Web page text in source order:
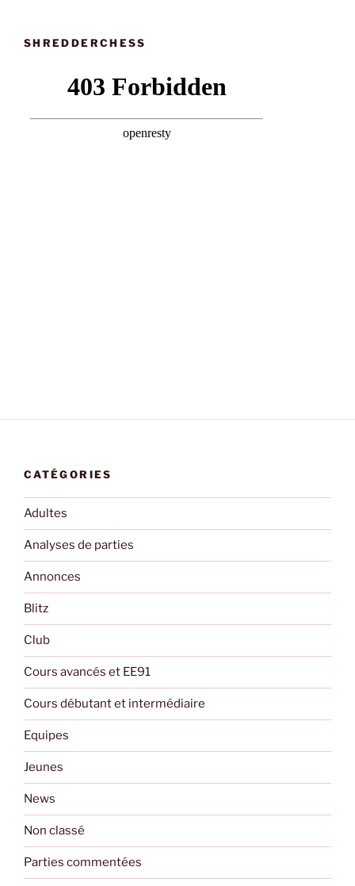
SHREDDERCHESS
CATÉGORIES
Adultes
Analyses de parties
Annonces
Blitz
Club
Cours avancés et EE91
Cours débutant et intermédiaire
Equipes
Jeunes
News
Non classé
Parties commentées